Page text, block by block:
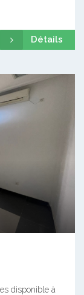
Détails
disponible à